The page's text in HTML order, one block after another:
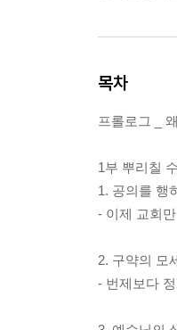
목차
프롤로그 _
1부 뿌리칠
1. 공의를 행
- 이제 교회
2. 구약의 모
- 번제보다